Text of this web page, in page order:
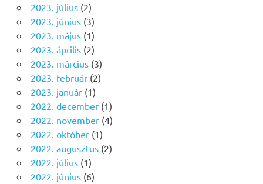
2023. július(2)
2023. június(3)
2023. május(1)
2023. április(2)
2023. március(3)
2023. február(2)
2023. január(1)
2022. december(1)
2022. november(4)
2022. október(1)
2022. augusztus(2)
2022. július(1)
2022. június(6)